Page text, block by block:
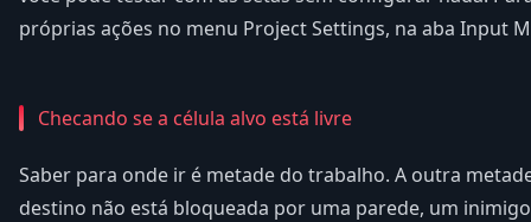
próprias ações no menu Project Settings, na aba Input
Checando se a célula alvo está livre
Saber para onde ir é metade do trabalho. A outra
destino não está bloqueada por uma parede, um